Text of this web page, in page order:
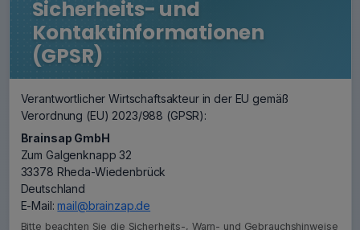
Sicherheits- und
Kontaktinformationen
(GPSR)
Verantwortlicher Wirtschaftsakteur in der EU gemäß
Verordnung (EU) 2023/988 (GPSR):
Brainsap GmbH
Zum Galgenknapp 32
33378 Rheda-Wiedenbrück
Deutschland
E-Mail:mail@brainzap.de
Bitte beachten Sie die Sicherheits-, Warn- und Gebrauchshinweise